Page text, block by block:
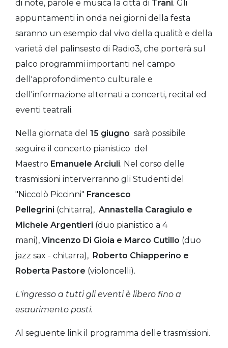
di note, parole e musica la città di Trani. Gli
appuntamenti in onda nei giorni della festa
saranno un esempio dal vivo della qualità e della
varietà del palinsesto di Radio3, che porterà sul
palco programmi importanti nel campo
dell'approfondimento culturale e
dell'informazione alternati a concerti, recital ed
eventi teatrali.
Nella giornata del 15 giugno sarà possibile
seguire il concerto pianistico del
Maestro Emanuele Arciuli. Nel corso delle
trasmissioni interverranno gli Studenti del
"Niccolò Piccinni" Francesco
Pellegrini (chitarra), Annastella Caragiulo e
Michele Argentieri (duo pianistico a 4
mani), Vincenzo Di Gioia e Marco Cutillo (duo
jazz sax - chitarra), Roberto Chiapperino e
Roberta Pastore (violoncelli).
L'ingresso a tutti gli eventi è libero fino a
esaurimento posti.
Al seguente link il programma delle trasmissioni.